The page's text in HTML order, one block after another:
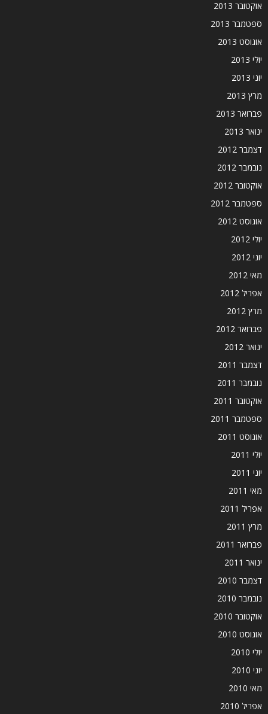
אוקטובר 2013
ספטמבר 2013
אוגוסט 2013
יולי 2013
יוני 2013
מרץ 2013
פברואר 2013
ינואר 2013
דצמבר 2012
נובמבר 2012
אוקטובר 2012
ספטמבר 2012
אוגוסט 2012
יולי 2012
יוני 2012
מאי 2012
אפריל 2012
מרץ 2012
פברואר 2012
ינואר 2012
דצמבר 2011
נובמבר 2011
אוקטובר 2011
ספטמבר 2011
אוגוסט 2011
יולי 2011
יוני 2011
מאי 2011
אפריל 2011
מרץ 2011
פברואר 2011
ינואר 2011
דצמבר 2010
נובמבר 2010
אוקטובר 2010
אוגוסט 2010
יולי 2010
יוני 2010
מאי 2010
אפריל 2010